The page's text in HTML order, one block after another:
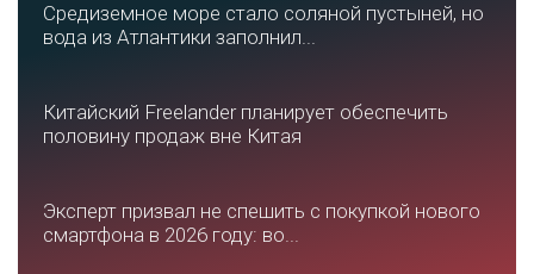
Средиземное море стало соляной пустыней, но
вода из Атлантики заполнил...
Китайский Freelander планирует обеспечить
половину продаж вне Китая
Эксперт призвал не спешить с покупкой нового
смартфона в 2026 году: во...